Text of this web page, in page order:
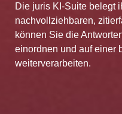
Die juris KI-Suite belegt
nachvollziehbaren,
können Sie die
einordnen und auf einer
weiterverarbeiten.